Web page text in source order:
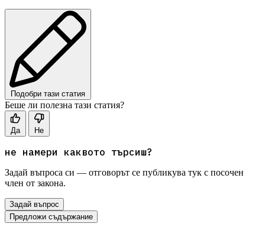
Подобри тази статия
Беше ли полезна тази статия?
Да Не
не намери каквото търсиш?
Задай въпроса си — отговорът се публикува тук с посочен
член от закона.
Задай въпрос
Предложи съдържание